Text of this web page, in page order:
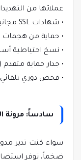
عملائها من
• شهادات SSL مجانية لجميع النطاقات المستضافة.
• حماية من هجمات DDoS على مستوى الشبكة.
• نسخ احتياطية
• جدار حماية متقدم (Web Application Firewall).
• فحص دوري تلقائي
سادساً: مرونة
سواء كنت تدير
ضخماً، توفر